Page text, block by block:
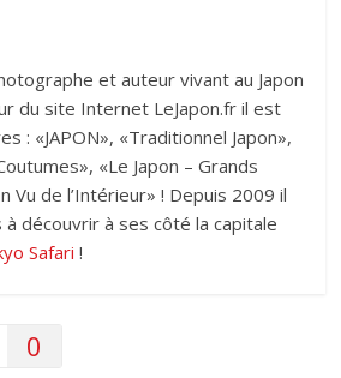
et auteur vivant au Japon
du site Internet LeJapon.fr il est
: «JAPON», «Traditionnel Japon»,
«Le Japon – Grands
Vu de l’Intérieur» ! Depuis 2009 il
découvrir à ses côté la capitale
Safari !
0